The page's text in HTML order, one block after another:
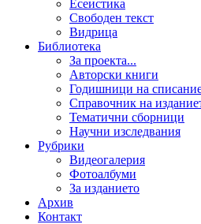
Есеистика
Свободен текст
Видрица
Библиотека
За проекта...
Авторски книги
Годишници на
Справочник на
Тематични сборници
Научни изследвания
Рубрики
Видеогалерия
Фотоалбуми
За изданието
Архив
Контакт